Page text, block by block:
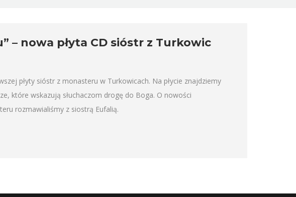
– nowa płyta CD sióstr z Turkowic
płyty sióstr z monasteru w Turkowicach. Na płycie znajdziemy
które wskazują słuchaczom drogę do Boga. O nowości
rozmawialiśmy z siostrą Eufalią.